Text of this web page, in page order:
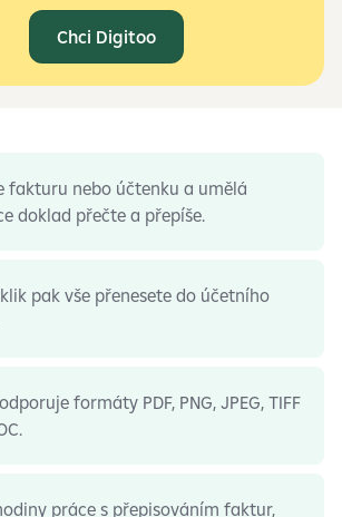
Chci Digitoo
fakturu nebo účtenku a umělá
doklad přečte a přepíše.
pak vše přenesete do účetního
formáty PDF, PNG, JPEG, TIFF
práce s přepisováním faktur,